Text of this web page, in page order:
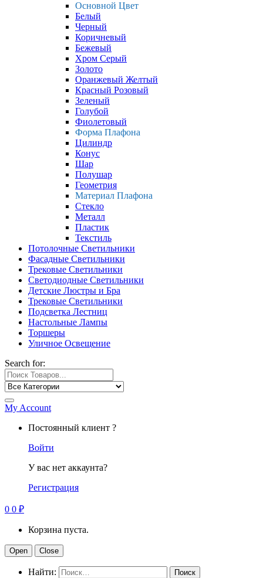
Основной Цвет
Белый
Черный
Коричневый
Бежевый
Хром Серый
Золото
Оранжевый Желтый
Красный Розовый
Зеленый
Голубой
Фиолетовый
Форма Плафона
Цилиндр
Конус
Шар
Полушар
Геометрия
Материал Плафона
Стекло
Металл
Пластик
Текстиль
Потолочные Светильники
Фасадные Светильники
Трековые Светильники
Светодиодные Светильники
Детские Люстры и Бра
Трековые Светильники
Подсветка Лестниц
Настольные Лампы
Торшеры
Уличное Освещение
Search for:
My Account
Постоянный клиент ?
Войти
У вас нет аккаунта?
Регистрация
0 0 ₽
Корзина пуста.
Open Close
Найти: